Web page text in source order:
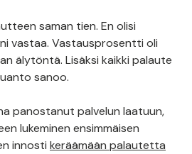
saman tien. En olisi
vastaa. Vastausprosentti oli
älytöntä. Lisäksi kaikki palaute
sanoo.
panostanut palvelun laatuun,
lukeminen ensimmäisen
innosti keräämään palautetta